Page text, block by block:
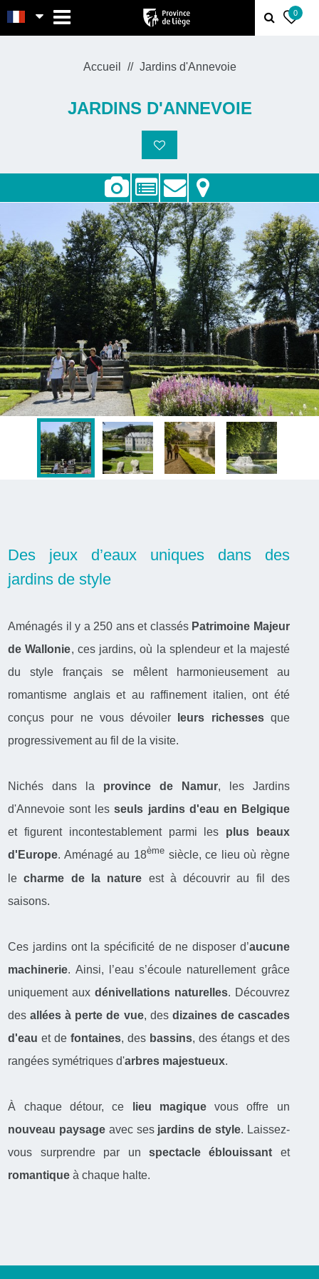
0
Accueil Jardins d'Annevoie
JARDINS D'ANNEVOIE
Des jeux d’eaux uniques dans des
jardins de style
Aménagés il y a 250 ans et classés Patrimoine Majeur
de Wallonie, ces jardins, où la splendeur et la majesté
du style français se mêlent harmonieusement au
romantisme anglais et au raffinement italien, ont été
conçus pour ne vous dévoiler
leurs richessesque
progressivement au fil de la visite.
Nichés dans la province de Namur, les Jardins
d'Annevoie sont lesseuls jardins d'eau en Belgique
et figurent incontestablement parmi les plus beaux
d'Europe. Aménagé au 18èmesiècle, ce lieu où règne
lecharme de la nature est à découvrir au fil des
saisons.
Ces jardins ont la spécificité de ne disposer d’aucune
machinerie. Ainsi, l’eau s’écoule naturellement grâce
uniquement aux dénivellations naturelles. Découvrez
desallées à perte de vue, des dizaines de cascades
d'eau et defontaines, des bassins, des étangs et des
rangées symétriques d'arbres majestueux.
À chaque détour, ce lieu magiquevous offre un
nouveau paysage avec ses jardins de style. Laissez-
vous surprendre par un spectacle éblouissant et
romantique à chaque halte.